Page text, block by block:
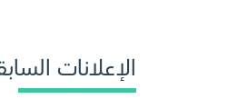
الإعلانات